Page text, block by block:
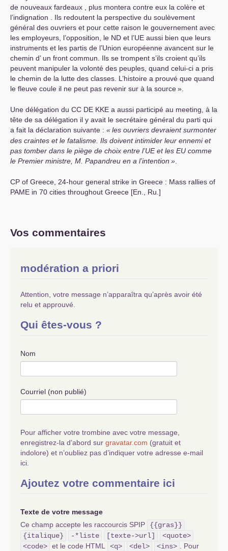
de nouveaux fardeaux , plus montera contre eux la colère et
l’indignation . Ils redoutent la perspective du soulèvement
général des ouvriers et pour cette raison le gouvernement avec
les employeurs, l’opposition, le ND et l’UE aussi bien que leurs
instruments et les partis de l’Union européenne avancent sur le
chemin d’ un front commun. Ils se trompent s’ils croient qu’ils
peuvent manipuler la volonté des peuples, quand celui-ci a pris
le chemin de la lutte des classes. L’histoire a prouvé que quand
le fleuve coule il ne peut pas revenir sur à la source».
Une délégation du CC DE KKE a aussi participé au meeting, à la
tête de sa délégation il y avait le secrétaire général du parti qui
a fait la déclaration suivante : «les ouvriers devraient surmonter
des craintes et le fatalisme. Ils doivent intimider leur ennemi et
pas tomber dans le piège de choix entre l’UEet les EU comme
le Premier ministre, M. Papandreu en a l’intention »
CP of Greece, 24-hour general strike in Greece : Mass rallies of
PAME in 70 cities throughout Greece [En., Ru.]
Vos commentaires
modération a priori
Attention, votre message n’apparaîtra qu’après avoir été
relu et approuvé.
Qui êtes-vous ?
Nom
Courriel (non publié)
Pour afficher votre trombine avec votre message,
enregistrez-la d’abord sur gravatar.com (gratuit et
indolore) et n’oubliez pas d’indiquer votre adresse e-mail
ici.
Ajoutez votre commentaire ici
Texte de votre message
Ce champ accepte les raccourcis SPIP
{{gras}}
{italique}
-*liste [texte->url]
<quote>
<code> et le code HTML <q> <del> <ins>
. Pour